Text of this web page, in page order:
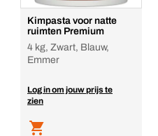
Kimpasta voor natte
ruimten Premium
4 kg, Zwart, Blauw,
Emmer
Log in om jouw prijs te
zien